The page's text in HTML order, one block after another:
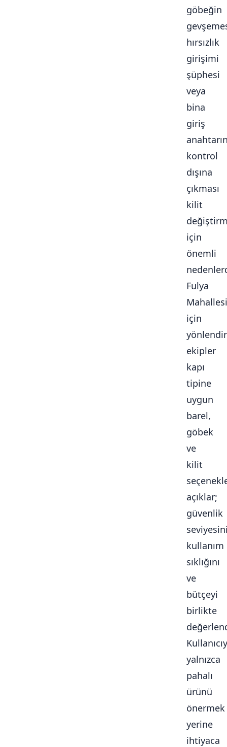
göbeğin
hırsızlık
girişimi
şüphesi
veya
bina
giriş
kontrol
dışına
çıkması
kilit
için
önemli
Fulya
Mahallesi
için
ekipler
kapı
tipine
uygun
barel,
göbek
ve
kilit
açıklar;
güvenlik
kullanım
sıklığını
ve
bütçeyi
birlikte
yalnızca
pahalı
ürünü
önermek
yerine
ihtiyaca